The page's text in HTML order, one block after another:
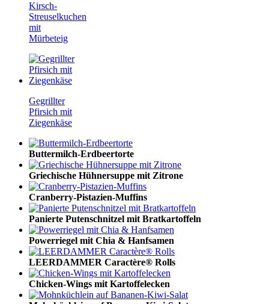
Kirsch-
Streuselkuchen
mit
Mürbeteig
Gegrillter
Pfirsich mit
Ziegenkäse
Buttermilch-Erdbeertorte
Griechische Hühnersuppe mit Zitrone
Cranberry-Pistazien-Muffins
Panierte Putenschnitzel mit Bratkartoffeln
Powerriegel mit Chia & Hanfsamen
LEERDAMMER Caractère® Rolls
Chicken-Wings mit Kartoffelecken